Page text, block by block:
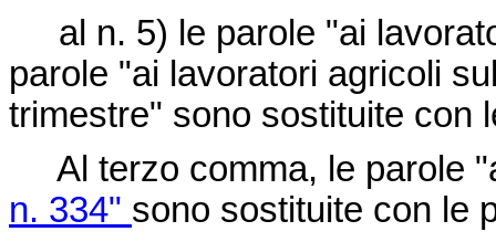
al n. 5) le parole "ai
parole "ai lavoratori agricoli
trimestre" sono sostituite con
Al terzo comma, le parole
n. 334" sono sostituite con le